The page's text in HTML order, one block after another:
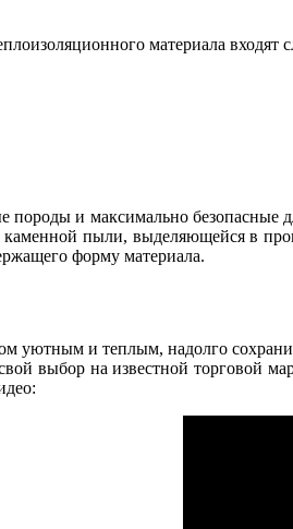
материала
породы и максимально
пыли, выделяющейся в
форму материала.
уютным и теплым, надолго
выбор на известной торговой